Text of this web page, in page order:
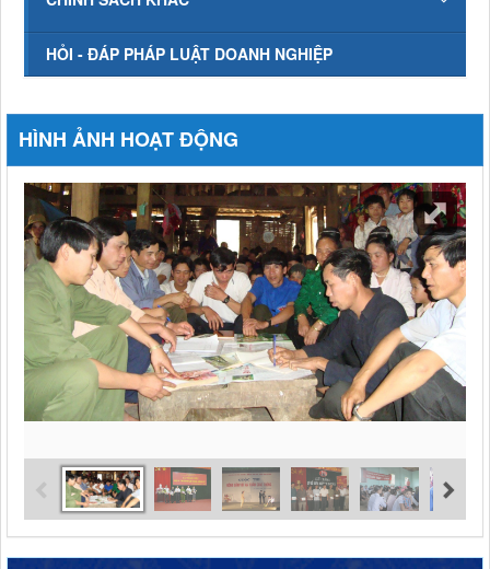
HỎI - ĐÁP PHÁP LUẬT DOANH NGHIỆP
HÌNH ẢNH HOẠT ĐỘNG